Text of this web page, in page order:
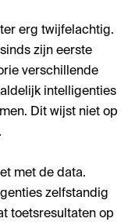
erg twijfelachtig.
zijn eerste
verschillende
intelligenties
Dit wijst niet op
met de data.
zelfstandig
toetsresultaten op